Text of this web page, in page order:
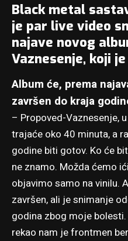
Black metal
je par live video
najave novog
Vaznesenje, koji
Album će, prema
završen do kraja
– Propoved-Vaznesenje,
trajaće oko 40 minuta, a
godine biti gotov. Ko će
ne znamo. Možda ćemo
objavimo samo na vinilu.
završen, ali je snimanje
godina zbog moje
rekao nam je frontmen